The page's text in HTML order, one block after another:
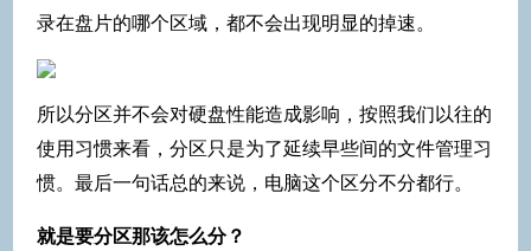
录在盘片的哪个区域，都不会出现明显的掉速。
所以分区并不会对硬盘性能造成影响，按照我们以往的
使用习惯来看，分区只是为了延续早些间的文件管理习
惯。最后一句话总的来说，电脑这个区分不分都行。
就是要分区那该怎么分？